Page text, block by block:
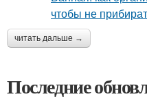
читать дальше →
Последние